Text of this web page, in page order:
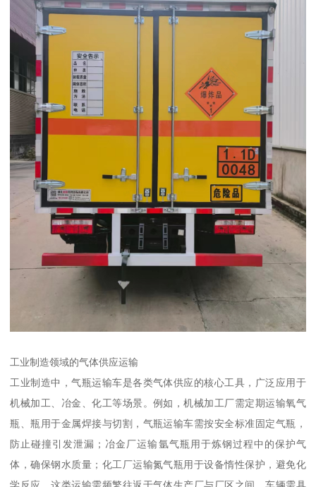
工业制造领域的气体供应运输​
工业制造中，气瓶运输车是各类气体供应的核心工具，广泛应用于
机械加工、冶金、化工等场景。例如，机械加工厂需定期运输氧气
瓶、瓶用于金属焊接与切割，气瓶运输车需按安全标准固定气瓶，
防止碰撞引发泄漏；冶金厂运输氩气瓶用于炼钢过程中的保护气
体，确保钢水质量；化工厂运输氮气瓶用于设备惰性保护，避免化
学反应。这类运输需频繁往返于气体生产厂与厂区之间，车辆需具